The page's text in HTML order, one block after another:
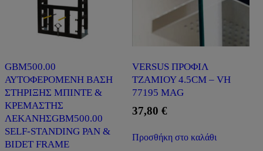
GBM500.00
ΑΥΤΟΦΕΡΟΜΕΝΗ ΒΑΣΗ
ΣΤΗΡΙΞΗΣ ΜΠΙΝΤΕ &
ΚΡΕΜΑΣΤΗΣ
ΛΕΚΑΝΗΣGBM500.00
SELF-STANDING PAN &
BIDET FRAME
VERSUS ΠΡΟΦΙΛ
ΤΖΑΜΙΟΥ 4.5CM – VH
77195 MAG
37,80 €
Προσθήκη στο καλάθι